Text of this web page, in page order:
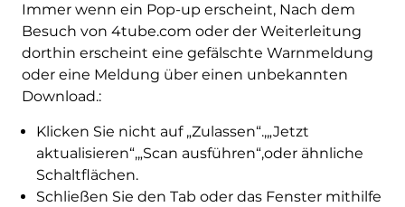
Immer wenn ein Pop-up erscheint, Nach dem
Besuch von 4tube.com oder der Weiterleitung
dorthin erscheint eine gefälschte Warnmeldung
oder eine Meldung über einen unbekannten
Download.:
Klicken Sie nicht auf „Zulassen“.,„Jetzt
aktualisieren“,„Scan ausführen“,oder ähnliche
Schaltflächen.
Schließen Sie den Tab oder das Fenster mithilfe